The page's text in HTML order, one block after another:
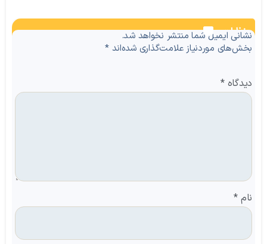
نظرات
نشانی ایمیل شما منتشر نخواهد شد.
بخش‌های موردنیاز علامت‌گذاری شده‌اند*
دیدگاه*
نام *